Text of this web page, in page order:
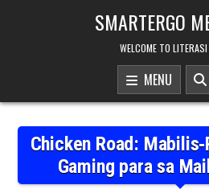
SMARTERGO
WELCOME TO
MENU
Chicken Road:
Gaming para sa